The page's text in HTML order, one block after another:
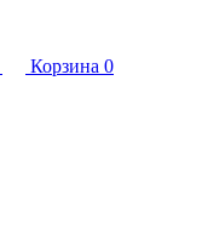
Корзина 0